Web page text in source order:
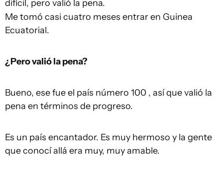
difícil, pero valió la pena.
Me tomó casi cuatro meses entrar en Guinea
Ecuatorial.
¿Pero valió la pena?
Bueno, ese fue el país número 100 , así que valió la
pena en términos de progreso.
Es un país encantador. Es muy hermoso y la gente
que conocí allá era muy, muy amable.